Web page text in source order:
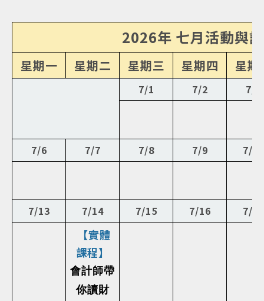
2026年 七月活動與
星期一 星期二 星期三 星期四 星期
7/1 7/2 7/3
7/6 7/7 7/8 7/9 7/10
7/13 7/14 7/15 7/16 7/17
【實體
課程】
會計師帶
你讀財